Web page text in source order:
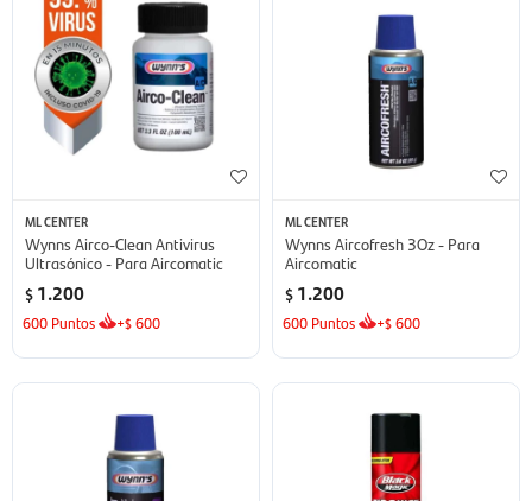
ML CENTER
Wynns Airco-Clean Antivirus
Ultrasónico - Para Aircomatic
$ 1.200
600 Puntos +$600
ML CENTER
Wynns Aircofresh 3Oz - Para
Aircomatic
$ 1.200
600 Puntos +$600